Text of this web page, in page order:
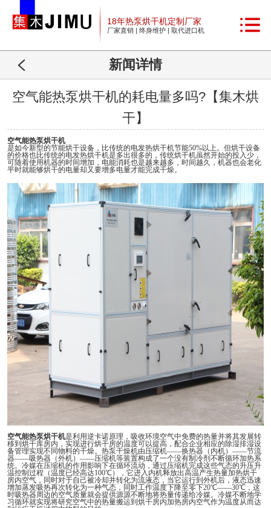
18年热泵烘干机定制厂家
厂家直销 | 终身维护 | 取代进口机
新闻详情
空气能热泵烘干机的耗电量多吗?【集木烘
干】
空气能热泵烘干机
是如今新型的节能烘干设备，比传统的电发热烘干机节能50%以上。但烘干设备
的价格也比传统的电发热烘干机是多出很多的，传统烘干机虽然开始的投入少，
可随着使用机器的时间增加，电能消耗也是越来越多，时间越久，机器也会老化
平时就能够烘干的电量却又要增多电量才能完成干燥。
空气能热泵烘干机是利用逆卡诺原理，吸收环境空气中免费的热量并将其发展转
移到烘干库房内，实现进行烘干房的温度可以提高，配合企业相应的除湿排湿设
备管理实现不同物料的干燥。热泵干燥机由压缩机——换热器（内机）——节流
器——吸热器（外机）——压缩机等装置构成了一个没有制冷剂不断循环加热系
统。冷媒在压缩机的作用影响下在循环流动， 通过压缩机完成这些气态的升压升
温控制过程（温度已经高达100℃），它进入内机释放出高温产生热量加热烘干
房内空气，同时对于自己被冷却并转化为流液态，当它运行到外机后，液态迅速
增加蒸发吸热再次转化为一种气态，同时工作温度下降至零下20℃——30℃，这
时吸热器周边的空气质量就会提供源源不断地将热量传递给冷媒。冷媒不断地学
习循环就实现将研究空气中的热量搬运到烘干房内加热房内空气作为温度从而达